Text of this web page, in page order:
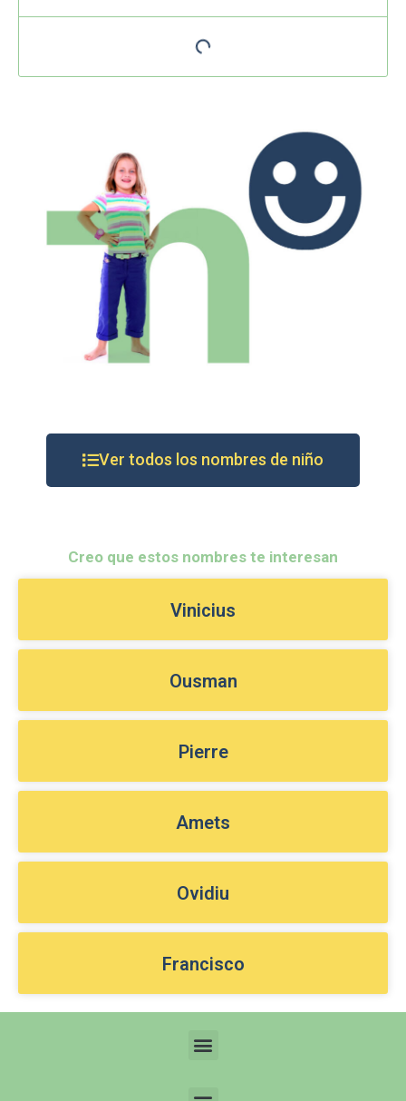
Ver todos los nombres de niño
Creo que estos nombres te interesan
Vinicius
Ousman
Pierre
Amets
Ovidiu
Francisco